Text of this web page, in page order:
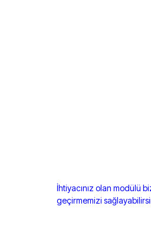
İhtiyacınız olan modülü
geçirmemizi